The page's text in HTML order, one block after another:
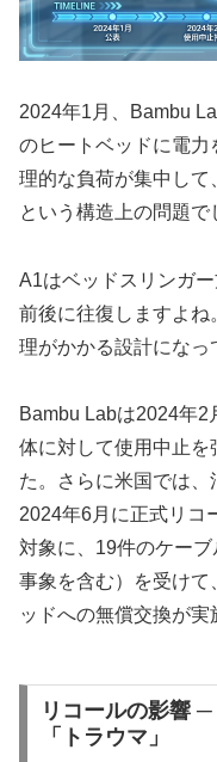
2024年1月、Bambu
のヒートベッドに電
理的な負荷が集中し
という構造上の問題で
A1はベッドスリンガ
前後に往復しますよ
理がかかる設計になっ
Bambu Labは2024年2
体に対して使用中止を
た。さらに米国では
2024年6月に正式リコ
対象に、19件のケー
事象を含む）を受け
ッドへの無償交換が実
リコールの影響
「トラウマ」